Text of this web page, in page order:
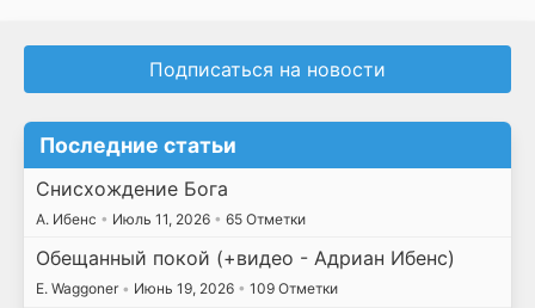
Подписаться на новости
Последние статьи
Снисхождение Бога
А. Ибенс • Июль 11, 2026 • 65 Отметки
Обещанный покой (+видео - Адриан Ибенс)
E. Waggoner • Июнь 19, 2026 • 109 Отметки